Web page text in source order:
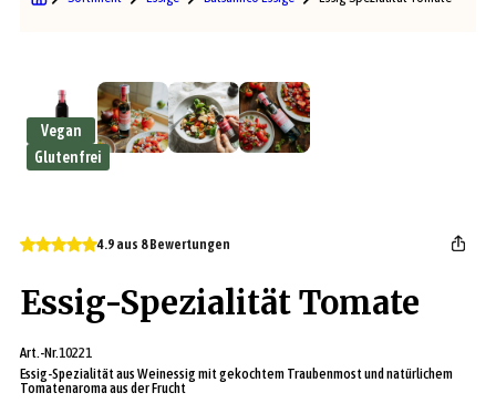
Vegan
Glutenfrei
4.9 aus 8 Bewertungen
Essig-Spezialität Tomate
Art.-Nr.10221
Essig-Spezialität aus Weinessig mit gekochtem Traubenmost und natürlichem
Tomatenaroma aus der Frucht